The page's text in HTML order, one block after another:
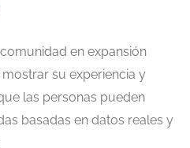
en expansión
su experiencia y
las personas pueden
basadas en datos reales y